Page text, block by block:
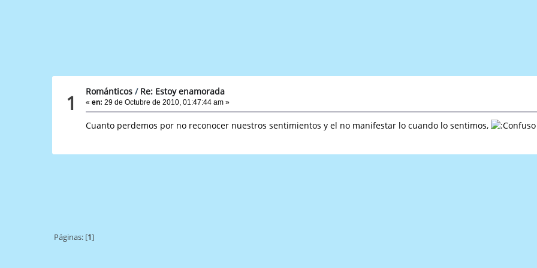
1 Románticos / Re: Estoy enamorada
«en: 29 de Octubre de 2010, 01:47:44 am »
Cuanto perdemos por no reconocer nuestros sentimientos y el no manifestar lo cuando lo sentimos,
Páginas: [1]